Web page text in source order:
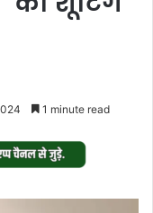
1 minute read